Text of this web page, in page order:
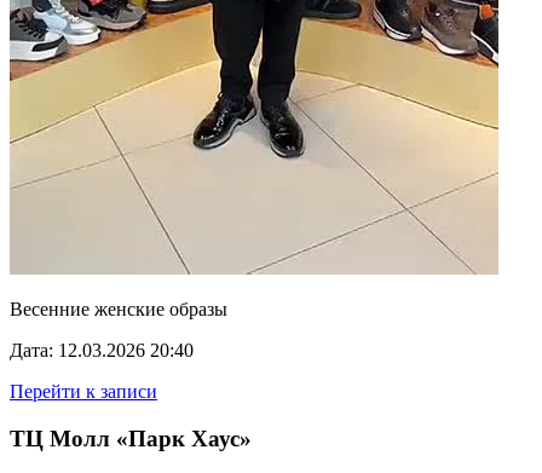
Весенние женские образы
Дата: 12.03.2026 20:40
Перейти к записи
ТЦ Молл «Парк Хаус»